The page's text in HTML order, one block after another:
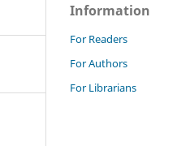
Information
For Readers
For Authors
For Librarians